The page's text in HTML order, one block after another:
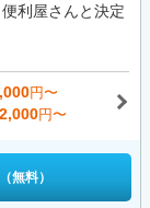
利屋さんと決定
円〜
円〜
（無料）